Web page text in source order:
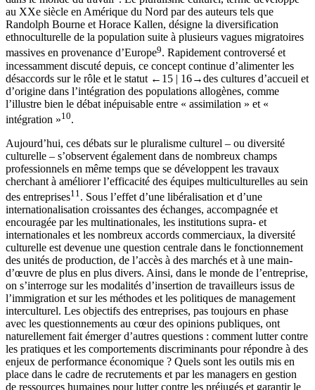
au XXe siècle en Amérique du Nord par des auteurs tels que
Randolph Bourne et Horace Kallen, désigne la diversification
ethnoculturelle de la population suite à plusieurs vagues migratoires
massives en provenance d’Europe9. Rapidement controversé et
incessamment discuté depuis, ce concept continue d’alimenter les
désaccords sur le rôle et le statut ←15 | 16→des cultures d’accueil et
d’origine dans l’intégration des populations allogènes, comme
l’illustre bien le débat inépuisable entre « assimilation » et «
intégration »10.
Aujourd’hui, ces débats sur le pluralisme culturel – ou diversité
culturelle – s’observent également dans de nombreux champs
professionnels en même temps que se développent les travaux
cherchant à améliorer l’efficacité des équipes multiculturelles au sein
des entreprises11 . Sous l’effet d’une libéralisation et d’une
internationalisation croissantes des échanges, accompagnée et
encouragée par les multinationales, les institutions supra- et
internationales et les nombreux accords commerciaux, la diversité
culturelle est devenue une question centrale dans le fonctionnement
des unités de production, de l’accès à des marchés et à une main-
d’œuvre de plus en plus divers. Ainsi, dans le monde de l’entreprise,
on s’interroge sur les modalités d’insertion de travailleurs issus de
l’immigration et sur les méthodes et les politiques de management
interculturel. Les objectifs des entreprises, pas toujours en phase
avec les questionnements au cœur des opinions publiques, ont
naturellement fait émerger d’autres questions : comment lutter contre
les pratiques et les comportements discriminants pour répondre à des
enjeux de performance économique ? Quels sont les outils mis en
place dans le cadre de recrutements et par les managers en gestion
de ressources humaines pour lutter contre les préjugés et garantir le